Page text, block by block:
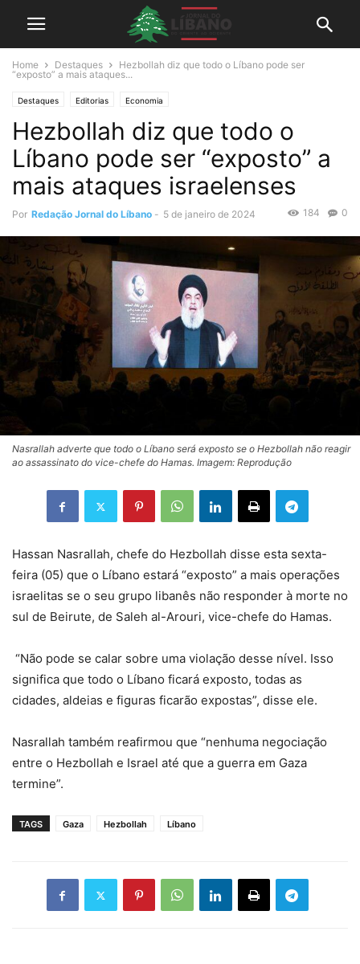
Home Destaques
Hezbollah diz que todo o Líbano pode ser
“exposto” a mais ataques...
Destaques Editorias Economia
Hezbollah diz que todo o
Líbano pode ser “exposto” a
mais ataques israelenses
Por Redação Jornal do Líbano - 5 de janeiro de 2024 0
184
Nasrallah adverte que todo o Líbano será exposto se o Hezbollah não reagir
ao assassinato do vice-chefe do Hamas. Imagem: Reprodução
Hassan Nasrallah, chefe do Hezbollah disse esta sexta-
feira (05) que o Líbano estará “exposto” a mais operações
israelitas se o seu grupo libanês não responder à morte no
sul de Beirute, de Saleh al-Arouri, vice-chefe do Hamas.
“Não pode se calar sobre uma violação desse nível. Isso
significa que todo o Líbano ficará exposto, todas as
cidades, aldeias e figuras ficarão expostas”, disse ele.
Nasrallah também reafirmou que “nenhuma negociação
entre o Hezbollah e Israel até que a guerra em Gaza
termine”.
TAGS Gaza Hezbollah Líbano